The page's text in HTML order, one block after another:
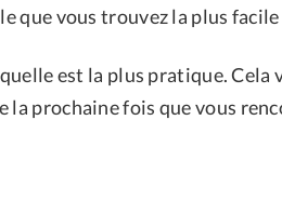
que vous trouvez la plus facile
est la plus pratique. Cela
prochaine fois que vous